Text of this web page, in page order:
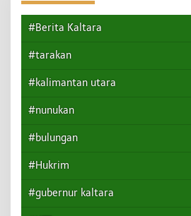
#Berita Kaltara
#tarakan
#kalimantan utara
#nunukan
#bulungan
#Hukrim
#gubernur kaltara